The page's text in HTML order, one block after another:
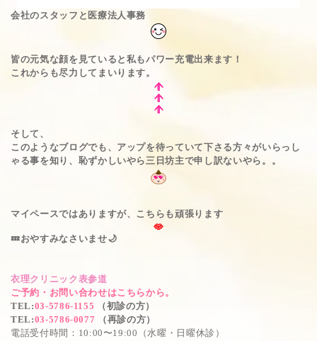
会社のスタッフと医療法人事務
皆の元気な顔を見ていると私もパワー充電出来ます！
これからも尽力してまいります。
そして、
このようなブログでも、アップを待っていて下さる方々がいらっし
ゃる事を知り、恥ずかしいやら三日坊主で申し訳ないやら。。
マイペースではありますが、こちらも頑張ります
💤おやすみなさいませ🌙
衣理クリニック表参道
ご予約・お問い合わせはこちらから。
TEL :03-5786-1155 （初診の方）
TEL :03-5786-0077 （再診の方）
電話受付時間：10:00〜19:00（水曜・日曜休診）